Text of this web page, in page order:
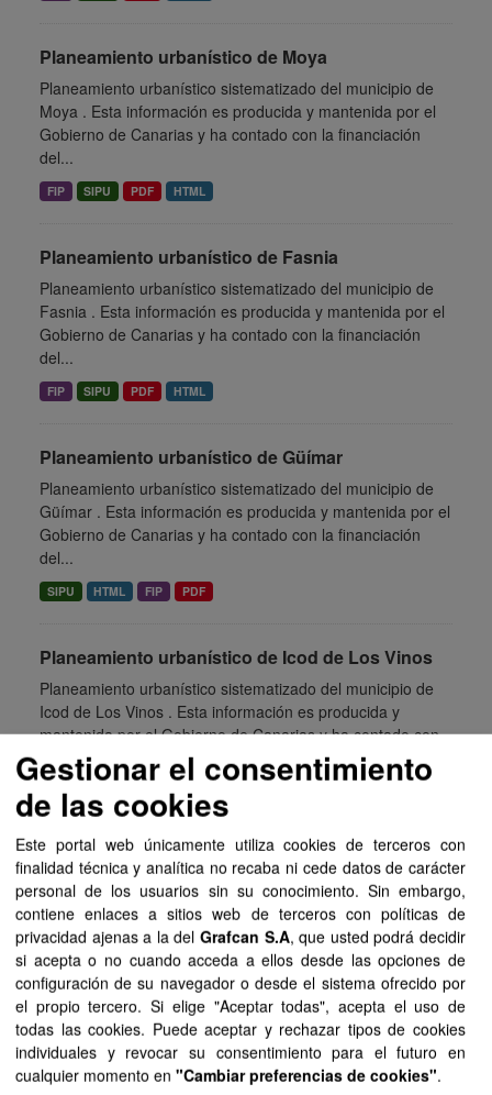
Planeamiento urbanístico de Moya
Planeamiento urbanístico sistematizado del municipio de
Moya . Esta información es producida y mantenida por el
Gobierno de Canarias y ha contado con la financiación
del...
FIP SIPU PDF HTML
Planeamiento urbanístico de Fasnia
Planeamiento urbanístico sistematizado del municipio de
Fasnia . Esta información es producida y mantenida por el
Gobierno de Canarias y ha contado con la financiación
del...
FIP SIPU PDF HTML
Planeamiento urbanístico de Güímar
Planeamiento urbanístico sistematizado del municipio de
Güímar . Esta información es producida y mantenida por el
Gobierno de Canarias y ha contado con la financiación
del...
SIPU HTML FIP PDF
Planeamiento urbanístico de Icod de Los Vinos
Planeamiento urbanístico sistematizado del municipio de
Icod de Los Vinos . Esta información es producida y
mantenida por el Gobierno de Canarias y ha contado con
la...
SIPU FIP
Planeamiento urbanístico de Garachico
Planeamiento urbanístico sistematizado del municipio de
Garachico . Esta información es producida y mantenida por
el Gobierno de Canarias y ha contado con la financiación
del...
SIPU PDF HTML FIP
Planeamiento urbanístico de Tías
Planeamiento urbanístico sistematizado del municipio de
Gestionar el consentimiento
de las cookies
Este portal web únicamente utiliza cookies de terceros con
finalidad técnica y analítica no recaba ni cede datos de carácter
personal de los usuarios sin su conocimiento. Sin embargo,
contiene enlaces a sitios web de terceros con políticas de
privacidad ajenas a la del Grafcan S.A, que usted podrá decidir
si acepta o no cuando acceda a ellos desde las opciones de
configuración de su navegador o desde el sistema ofrecido por
el propio tercero. Si elige "Aceptar todas", acepta el uso de
todas las cookies. Puede aceptar y rechazar tipos de cookies
individuales y revocar su consentimiento para el futuro en
cualquier momento en "Cambiar preferencias de cookies".